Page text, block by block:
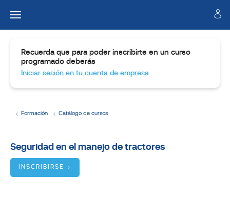
Formación Catálogo de cursos
Dirigido
Recuerda que para poder inscribirte en un curso
programado deberás
Iniciar sesión en tu cuenta de empresa
Seguridad en el manejo de tractores
INSCRIBIRSE